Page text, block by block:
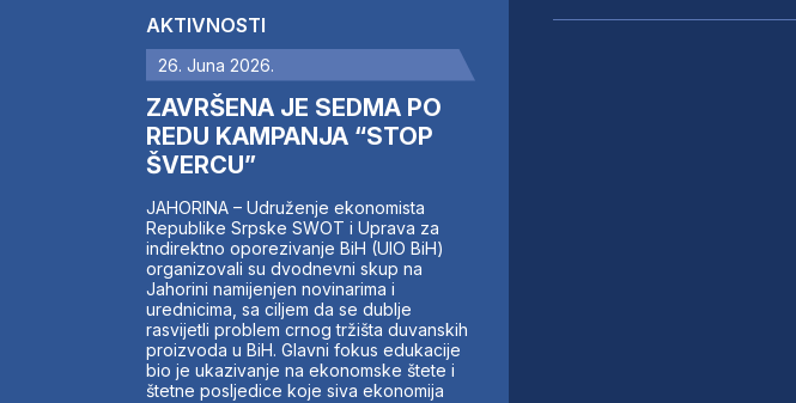
AKTIVNOSTI
26. Juna 2026.
ZAVRŠENA JE SEDMA PO
REDU KAMPANJA “STOP
ŠVERCU”
JAHORINA – Udruženje ekonomista
Republike Srpske SWOT i Uprava za
indirektno oporezivanje BiH (UIO BiH)
organizovali su dvodnevni skup na
Jahorini namijenjen novinarima i
urednicima, sa ciljem da se dublje
rasvijetli problem crnog tržišta duvanskih
proizvoda u BiH. Glavni fokus edukacije
bio je ukazivanje na ekonomske štete i
štetne posljedice koje siva ekonomija